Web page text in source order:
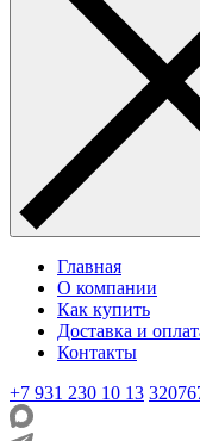
Главная
О компании
Как купить
Доставка и
Контакты
+7 931 230 10 13